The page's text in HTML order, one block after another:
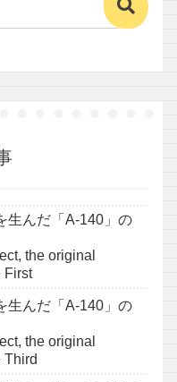
生んだ「A-140」の
the original
First
生んだ「A-140」の
the original
Third